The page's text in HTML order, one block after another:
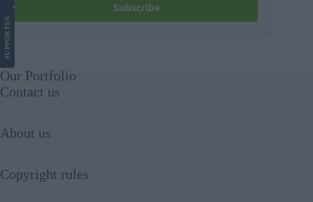
Subscribe
SUPPORT
US
Our Portfolio
Contact us
About us
Copyright rules